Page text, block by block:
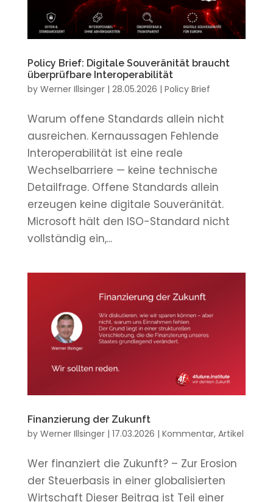
Policy Brief: Digitale Souveränität braucht
überprüfbare Interoperabilität
by Werner Illsinger| 28.05.2026 | Policy Brief
Warum offene Standards allein nicht
ausreichen. Kernaussagen Fehlende
Interoperabilität ist eine reale
Wechselbarriere — keine technische
Detailfrage. Offene Standards allein
erzeugen keine digitale Souveränität.
Microsoft hält den ISO-Standard nicht
vollständig ein,...
Finanzierung der Zukunft
by Werner Illsinger| 17.03.2026 | Kommentar, Artikel
Wer finanziert die Zukunft? – Zur Erosion
der Steuerbasis in einer globalisierten
Wirtschaft Dieser Beitrag ist Teil einer